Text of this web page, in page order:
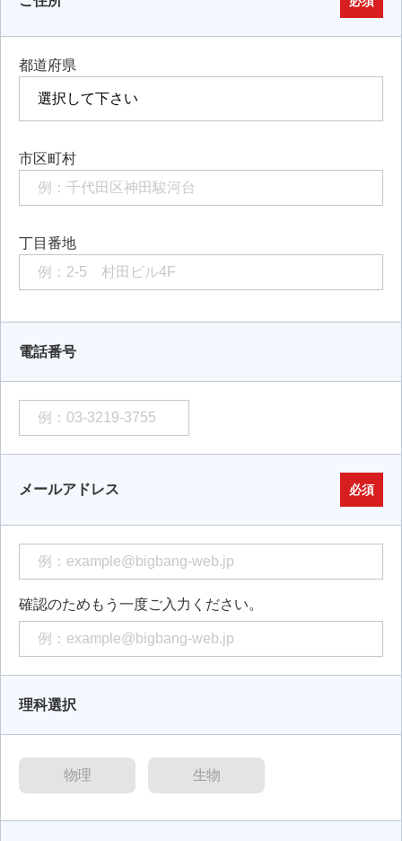
都道府県
市区町村
丁目番地
電話番号
メールアドレス 必須
確認のためもう一度ご入力ください。
理科選択
物理 生物